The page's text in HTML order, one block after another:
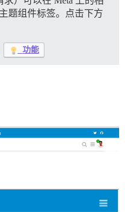
题组件标签。点击下方
功能